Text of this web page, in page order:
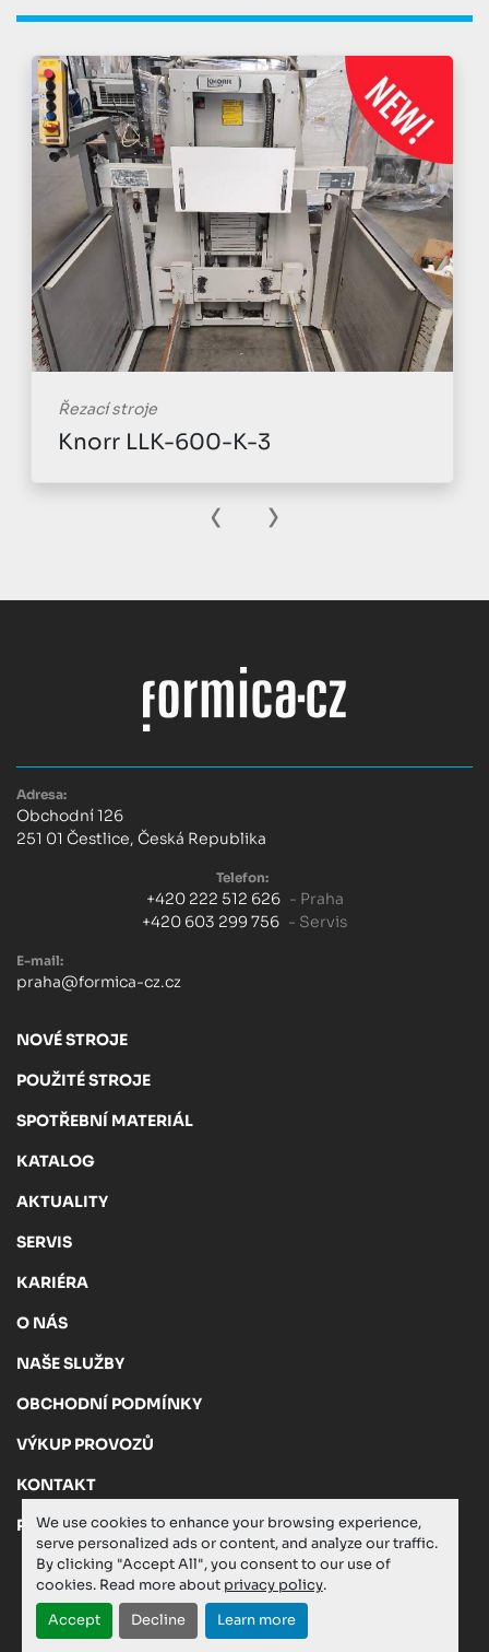
We use cookies to enhance your browsing experience,
serve personalized ads or content, and analyze our traffic.
By clicking "Accept All", you consent to our use of
cookies. Read more about privacy policy.
Accept Decline Learn more
Řezací stroje
Knorr LLK-600-K-3
‹ ›
Adresa:
Obchodní 126
251 01 Čestlice, Česká Republika
Telefon:
+420 222 512 626 - Praha
+420 603 299 756 - Servis
E-mail:
praha@formica-cz.cz
NOVÉ STROJE
POUŽITÉ STROJE
SPOTŘEBNÍ MATERIÁL
KATALOG
AKTUALITY
SERVIS
KARIÉRA
O NÁS
NAŠE SLUŽBY
OBCHODNÍ PODMÍNKY
VÝKUP PROVOZŮ
KONTAKT
PRIVACY POLICY
Manage Cookies